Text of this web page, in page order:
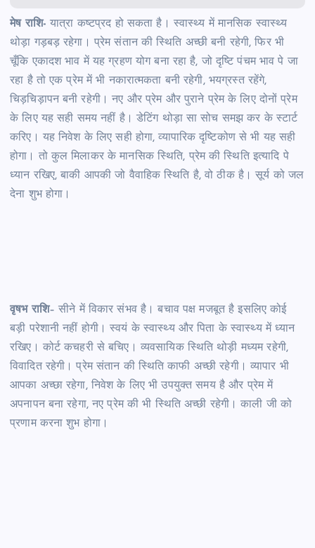
मेष राशि- यात्रा कष्टप्रद हो सकता है। स्वास्थ्य में मानसिक स्वास्थ्य
थोड़ा गड़बड़ रहेगा। प्रेम संतान की स्थिति अच्छी बनी रहेगी, फिर भी
चूँकि एकादश भाव में यह ग्रहण योग बना रहा है, जो दृष्टि पंचम भाव पे जा
रहा है तो एक प्रेम में भी नकारात्मकता बनी रहेगी, भयग्रस्त रहेंगे,
चिड़चिड़ापन बनी रहेगी। नए और प्रेम और पुराने प्रेम के लिए दोनों प्रेम
के लिए यह सही समय नहीं है। डेटिंग थोड़ा सा सोच समझ कर के स्टार्ट
करिए। यह निवेश के लिए सही होगा, व्यापारिक दृष्टिकोण से भी यह सही
होगा। तो कुल मिलाकर के मानसिक स्थिति, प्रेम की स्थिति इत्यादि पे
ध्यान रखिए, बाकी आपकी जो वैवाहिक स्थिति है, वो ठीक है। सूर्य को जल
देना शुभ होगा।
वृषभ राशि– सीने में विकार संभव है। बचाव पक्ष मजबूत है इसलिए कोई
बड़ी परेशानी नहीं होगी। स्वयं के स्वास्थ्य और पिता के स्वास्थ्य में ध्यान
रखिए। कोर्ट कचहरी से बचिए। व्यवसायिक स्थिति थोड़ी मध्यम रहेगी,
विवादित रहेगी। प्रेम संतान की स्थिति काफी अच्छी रहेगी। व्यापार भी
आपका अच्छा रहेगा, निवेश के लिए भी उपयुक्त समय है और प्रेम में
अपनापन बना रहेगा, नए प्रेम की भी स्थिति अच्छी रहेगी। काली जी को
प्रणाम करना शुभ होगा।